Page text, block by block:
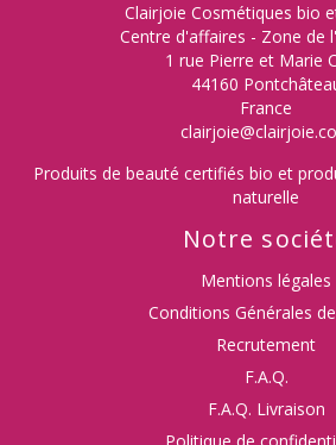
Clairjoie Cosmétiques bio
Centre d'affaires - Zone de
1 rue Pierre et Marie
44160
France
Produits de beauté certifiés bio et
naturelle
Notre
Mentions légales
Conditions Générales
Recrutement
F.A.Q.
F.A.Q. Livraison